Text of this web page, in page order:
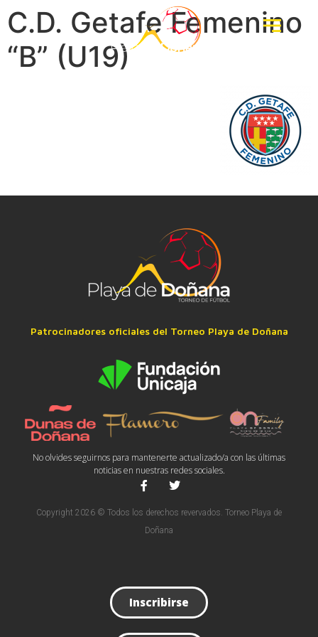
C.D. Getafe Femenino
“B” (U19)
Patrocinadores oficiales del Torneo Playa de Doñana
No olvides seguirnos para mantenerte actualizado/a con las últimas
noticias en nuestras redes sociales.
Copyright 2026 © Todos los derechos revervados. Torneo Playa de
Doñana
Inscribirse